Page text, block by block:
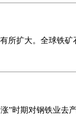
所扩大。全球铁
时期对钢铁业去